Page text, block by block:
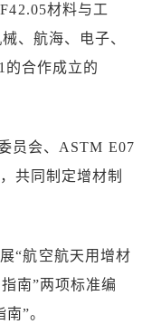
材料与工
、航海、电子、
的合作成立的
员会、ASTM E07
共同制定增材制
“航空航天用增材
南”两项标准编
”。